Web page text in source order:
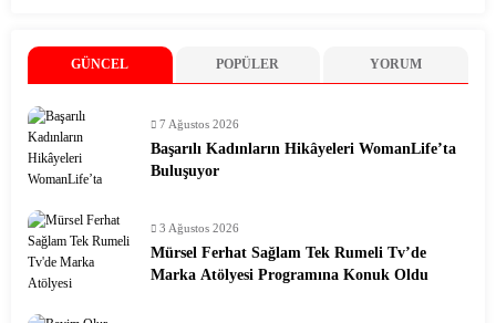
GÜNCEL POPÜLER YORUM
7 Ağustos 2026
Başarılı Kadınların Hikâyeleri WomanLife’ta
Buluşuyor
3 Ağustos 2026
Mürsel Ferhat Sağlam Tek Rumeli Tv’de
Marka Atölyesi Programına Konuk Oldu